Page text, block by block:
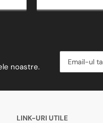
noastre.
Email-
tau
LINK-URI UTILE